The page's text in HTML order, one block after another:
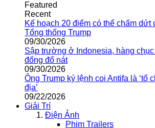
Featured
Recent
Kế hoạch 20 điểm có thể chấm dứt
Tổng thống Trump
09/30/2026
Sập trường ở Indonesia, hàng
đống đổ nát
09/30/2026
Ông Trump ký lệnh coi Antifa là ‘tổ
địa’
09/22/2026
Giải Trí
Điện Ảnh
Phim Trailers